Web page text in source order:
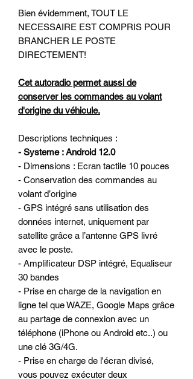
Bien évidemment, TOUT LE
NECESSAIRE EST COMPRIS POUR
BRANCHER LE POSTE
DIRECTEMENT!
Cet autoradio permet aussi de
conserver les commandes au volant
d'origine du véhicule.
Descriptions techniques :
- Systeme : Android 12.0
- Dimensions : Ecran tactile 10 pouces
- Conservation des commandes au
volant d’origine
- GPS intégré sans utilisation des
données internet, uniquement par
satellite grâce a l’antenne GPS livré
avec le poste.
- Amplificateur DSP intégré, Equaliseur
30 bandes
- Prise en charge de la navigation en
ligne tel que WAZE, Google Maps grâce
au partage de connexion avec un
téléphone (iPhone ou Android etc..) ou
une clé 3G/4G.
- Prise en charge de l'écran divisé,
vous pouvez exécuter deux